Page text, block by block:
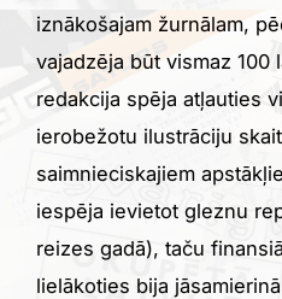
iznākošajam žurnālam,
vajadzēja būt vismaz 100
redakcija spēja atļauties
ierobežotu ilustrāciju
saimnieciskajiem
iespēja ievietot gleznu
reizes gadā), taču
lielākoties bija